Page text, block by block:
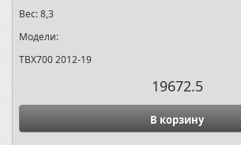
Вес:8,3
Модели:
TBX700 2012-19
19672.5
В корзину